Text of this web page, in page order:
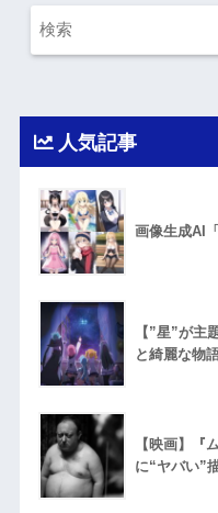
人気記事
画像生成AI
【”星”が主
と綺麗な物
【映画】『
に“ヤバい”